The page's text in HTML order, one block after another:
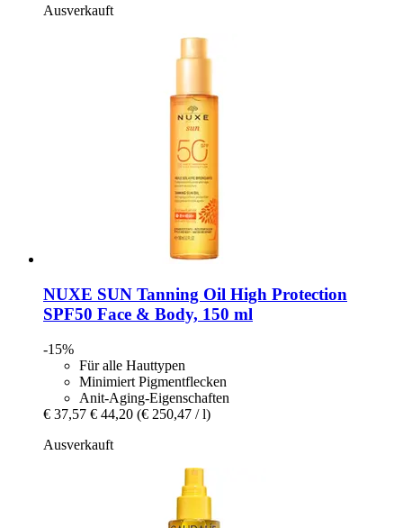
Ausverkauft
NUXE SUN Tanning Oil High Protection
SPF50 Face & Body, 150 ml
-15%
Für alle Hauttypen
Minimiert Pigmentflecken
Anit-Aging-Eigenschaften
€ 37,57 € 44,20 (€ 250,47 / l)
Ausverkauft